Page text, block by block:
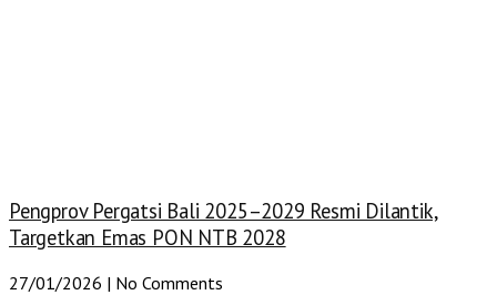
Pengprov Pergatsi Bali 2025–2029 Resmi Dilantik,
Targetkan Emas PON NTB 2028
27/01/2026 No Comments